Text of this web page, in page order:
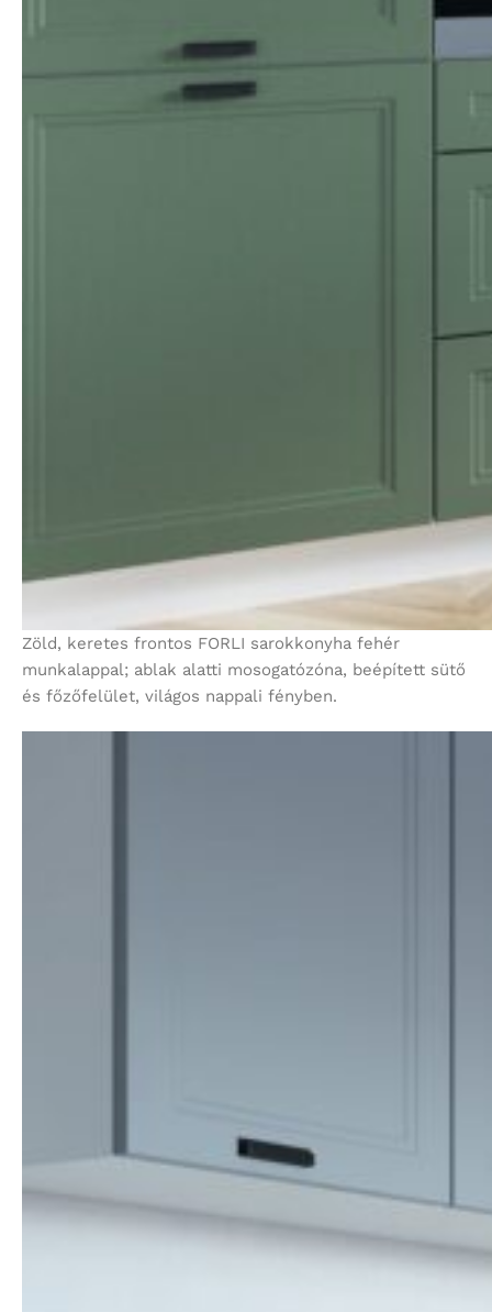
Zöld, keretes frontos FORLI sarokkonyha fehér
munkalappal; ablak alatti mosogatózóna, beépített sütő
és főzőfelület, világos nappali fényben.